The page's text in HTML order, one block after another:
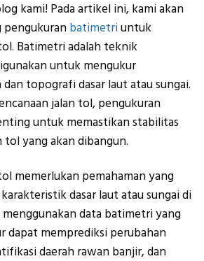
kami! Pada artikel ini, kami akan
pengukuran batimetriuntuk
Batimetri adalah teknik
untuk mengukur
topografi dasar laut atau sungai.
jalan tol, pengukuran
untuk memastikan stabilitas
tol yang akan dibangun.
memerlukan pemahaman yang
dasar laut atau sungai di
data batimetri yang
dapat memprediksi perubahan
daerah rawan banjir, dan